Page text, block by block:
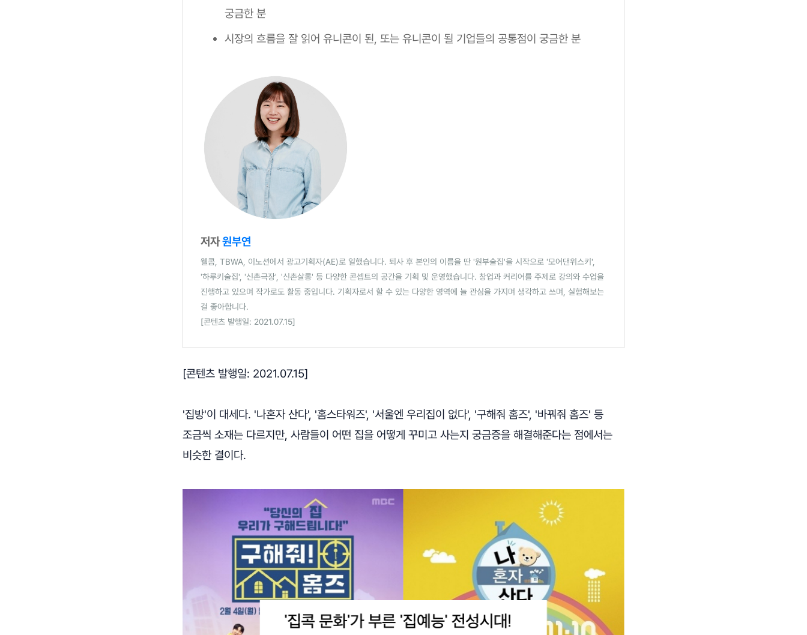
궁금한 분
시장의 흐름을 잘 읽어 유니콘이 된, 또는 유니콘이 될 기업들의 공통점이 궁금한 분
저자원부연
웰콤, TBWA, 이노션에서 광고기획자(AE)로 일했습니다. 퇴사 후 본인의 이름을 딴 '원부술집'을 시작으로 '모어댄위스키',
'하루키술집', '신촌극장', '신촌살롱' 등 다양한 콘셉트의 공간을 기획 및 운영했습니다. 창업과 커리어를 주제로 강의와 수업을
진행하고 있으며 작가로도 활동 중입니다. 기획자로서 할 수 있는 다양한 영역에 늘 관심을 가지며 생각하고 쓰며, 실험해보는
걸 좋아합니다.
[콘텐츠 발행일: 2021.07.15]
[콘텐츠 발행일: 2021.07.15]
'집방'이 대세다. '나혼자 산다', '홈스타워즈', '서울엔 우리집이 없다', '구해줘 홈즈', '바꿔줘 홈즈' 등
조금씩 소재는 다르지만, 사람들이 어떤 집을 어떻게 꾸미고 사는지 궁금증을 해결해준다는 점에서는
비슷한 결이다.